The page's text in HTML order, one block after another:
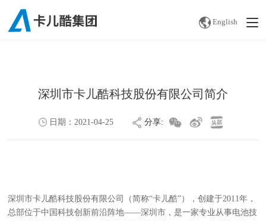
English
深圳市卡儿酷科技股份有限公司简介
日期： 2021-04-25 分享:
深圳市卡儿酷科技股份有限公司（简称“卡儿酷”），创建于2011年，
总部位于中国科技创新前沿阵地——深圳市，是一家专业从事电池技